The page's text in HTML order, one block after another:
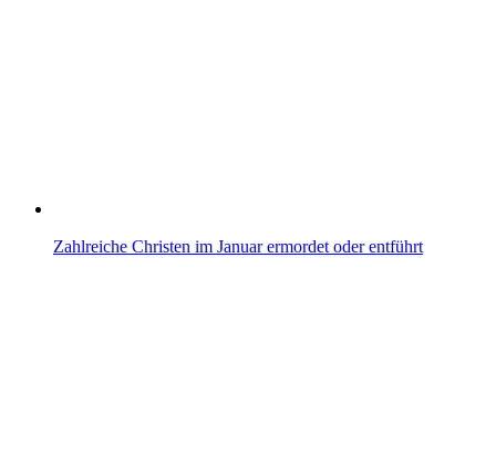
Zahlreiche Christen im Januar ermordet oder entführt